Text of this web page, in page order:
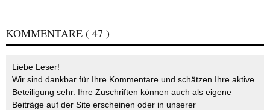
KOMMENTARE ( 47 )
Liebe Leser!
Wir sind dankbar für Ihre Kommentare und schätzen Ihre aktive
Beteiligung sehr. Ihre Zuschriften können auch als eigene
Beiträge auf der Site erscheinen oder in unserer